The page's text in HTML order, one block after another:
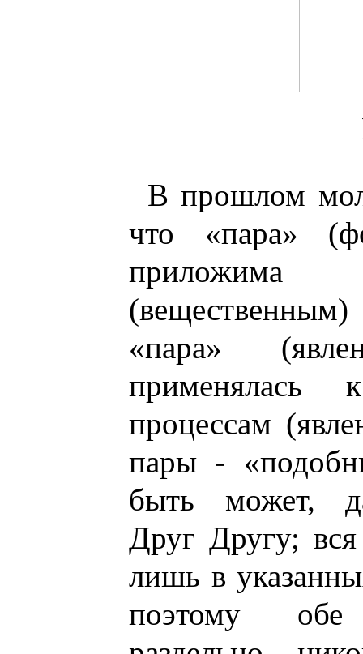
В прошлом
что «пара»
приложима
«пара»
процессам
пары -
быть может,
Друг Другу;
лишь в
поэтому